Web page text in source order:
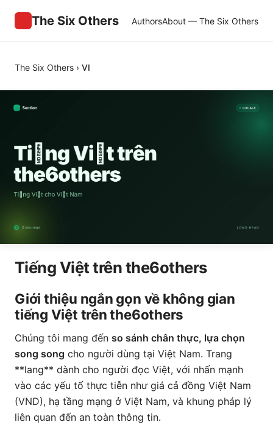
The Six Others AuthorsAbout — The Six Others
The Six Others › VI
Tiếng Việt trên the6others
Giới thiệu ngắn gọn về không gian
tiếng Việt trên the6others
Chúng tôi mang đến so sánh chân thực, lựa chọn
song song cho người dùng tại Việt Nam. Trang
**lang** dành cho người đọc Việt, với nhấn mạnh
vào các yếu tố thực tiễn như giá cả đồng Việt Nam
(VND), hạ tầng mạng ở Việt Nam, và khung pháp lý
liên quan đến an toàn thông tin.